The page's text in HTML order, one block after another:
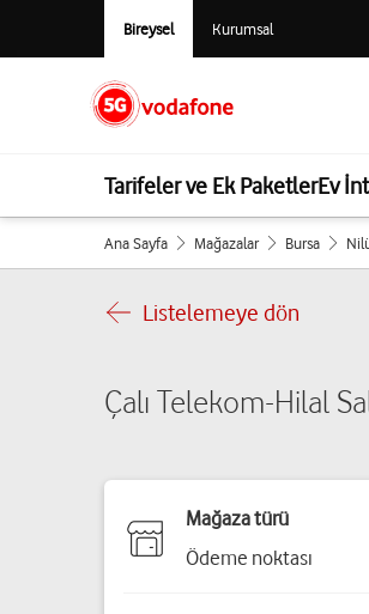
Bireysel Kurumsal
Tarifeler ve Ek PaketlerEv
Ana Sayfa Mağazalar Bursa
Listelemeye dön
Çalı Telekom-Hilal
Mağaza türü
Ödeme noktası